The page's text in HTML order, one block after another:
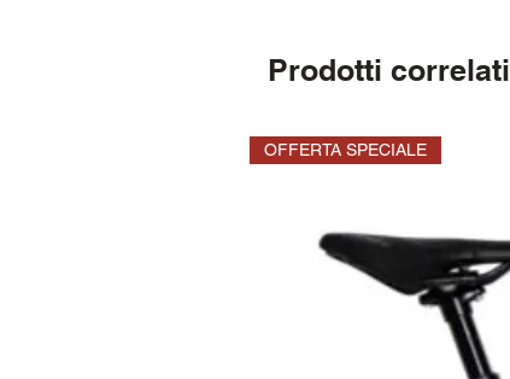
Prodotti correlati
OFFERTA SPECIALE